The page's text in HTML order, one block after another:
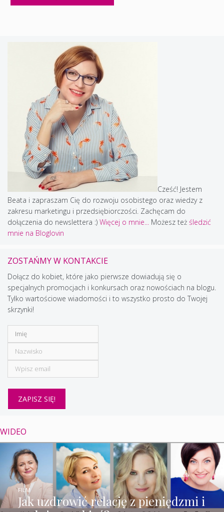
Cześć! Jestem
Beata i zapraszam Cię do rozwoju osobistego oraz wiedzy z
zakresu marketingu i przedsiębiorczości. Zachęcam do
dołączenia do newslettera :) Więcej o mnie... Możesz też śledzić
mnie na Bloglovin
ZOSTAŃMY W KONTAKCIE
Dołącz do kobiet, które jako pierwsze dowiadują się o
specjalnych promocjach i konkursach oraz nowościach na blogu.
Tylko wartościowe wiadomości i to wszystko prosto do Twojej
skrzynki!
WIDEO
Jak uzdrowić relację z pieniędzmi i
FILM